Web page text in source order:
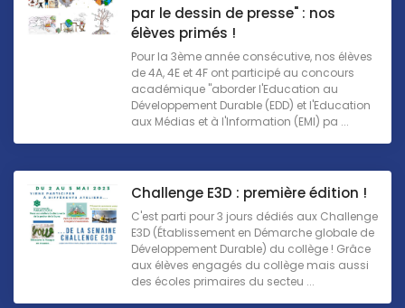
par le dessin de presse" : nos
élèves primés !
Pour la 3ème année consécutive, nos élèves
de 4A, 4E et 4F ont participé au concours
académique "aborder l'Education au
Développement Durable (EDD) et l'Education
aux Médias et à l'Information (EMI) pa ...
Challenge E3D : première édition !
C'est parti pour 3 jours dédiés aux Challenge
E3D (Établissement en Démarche globale de
Développement Durable) du collège ! Grâce
aux élèves engagés du collège mais aussi
des écoles primaires du secteu ...